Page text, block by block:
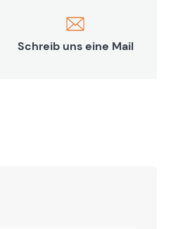
Schreib uns eine Mail